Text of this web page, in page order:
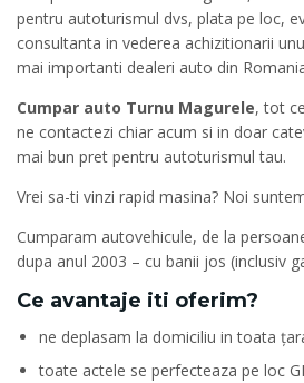
pentru autoturismul dvs, plata pe loc,
consultanta in vederea achizitionarii
mai importanti dealeri auto din
Cumpar auto Turnu Magurele, tot
ne contactezi chiar acum si in doar
mai bun pret pentru autoturismul tau.
Vrei sa-ti vinzi rapid masina? Noi
Cumparam autovehicule, de la
dupa anul 2003 – cu banii jos (inclusiv
Ce avantaje iti oferim?
ne deplasam la domiciliu in toata
toate actele se perfecteaza pe loc